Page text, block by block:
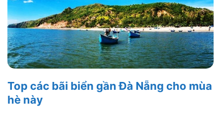
Top các bãi biển gần Đà Nẵng cho mùa
hè này